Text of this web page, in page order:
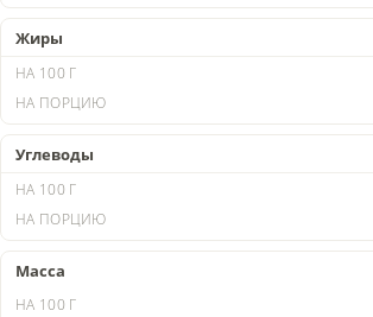
Жиры
Углеводы
Масса